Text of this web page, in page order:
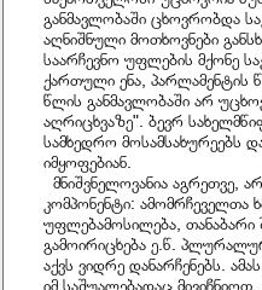
განმავლობაში ცხოვრობდა
აღნიშნული მოთხოვნები
საარჩევნო უფლების მქონე
ქართული ენა, პარლამენტის
წლის განმავლობაში არ
აღრიცხვაზე". ბევრ
სამხედრო მოსამსახურეებს
იმყოფებიან.
მნიშვნელოვანია აგრეთვე,
კომპონენტი: ამომრჩეველთა
უფლებამოსილება, თანაბარი
გამოირიცხება ე.წ.
აქვს ვიდრე დანარჩენებს.
იმ საშუალებადაც